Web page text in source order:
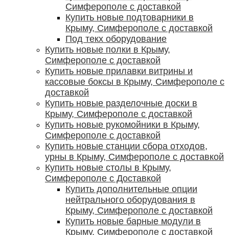
Симферополе с доставкой
Купить новые подтоварники в
Крыму, Симферополе с доставкой
Под текх оборудование
Купить новые полки в Крыму,
Симферополе с доставкой
Купить новые прилавки витрины и
кассовые боксы в Крыму, Симферополе с
доставкой
Купить новые разделочные доски в
Крыму, Симферополе с доставкой
Купить новые рукомойники в Крыму,
Симферополе с доставкой
Купить новые станции сбора отходов,
урны в Крыму, Симферополе с доставкой
Купить новые столы в Крыму,
Симферополе с Доставкой
Купить дополнительные опции
нейтрального оборудования в
Крыму, Симферополе с доставкой
Купить новые барные модули в
Крыму, Симферополе с доставкой